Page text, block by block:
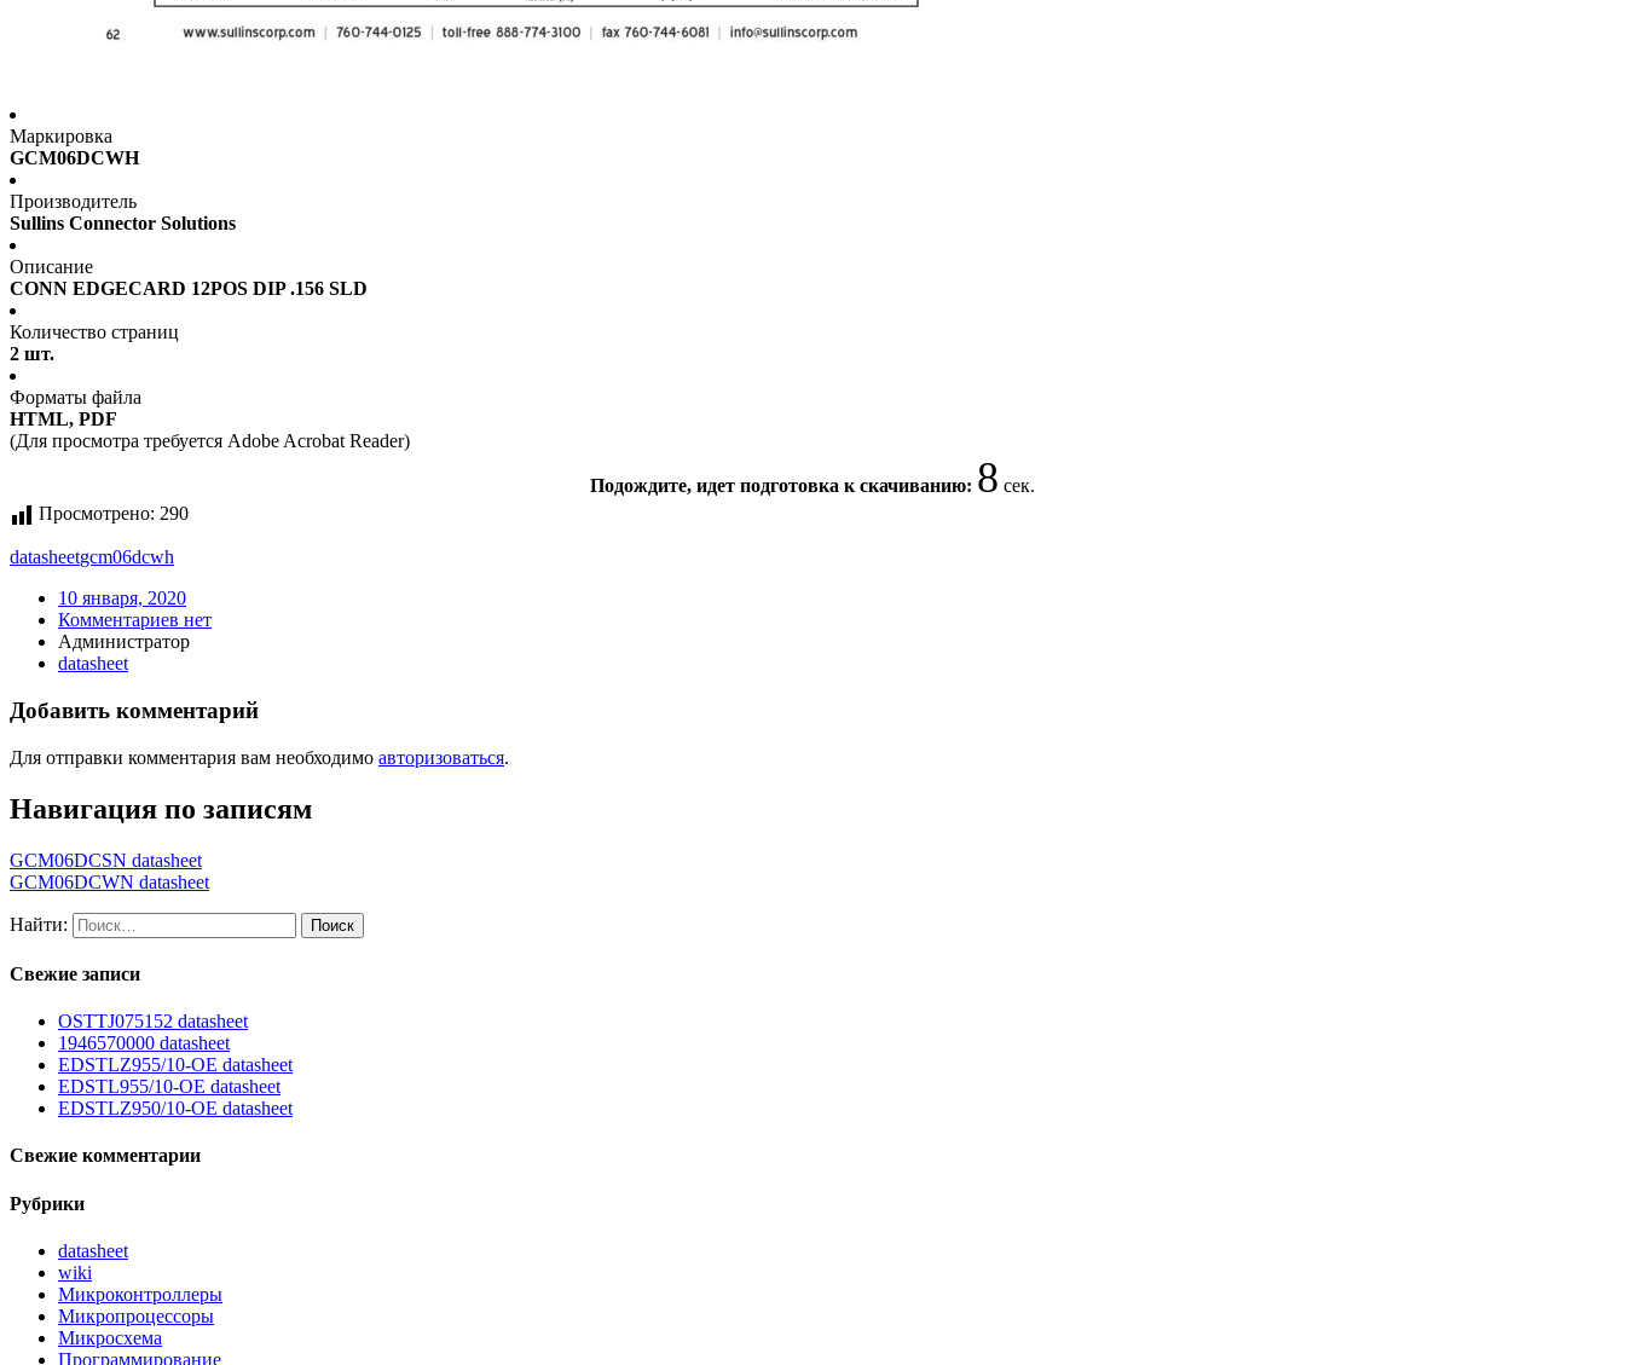
Маркировка
GCM06DCWH
Производитель
Sullins Connector Solutions
Описание
CONN EDGECARD 12POS DIP .156 SLD
Количество страниц
2 шт.
Форматы файла
HTML, PDF
(Для просмотра требуется Adobe Acrobat Reader)
Подождите, идет подготовка к скачиванию: 8 сек.
Просмотрено: 290
datasheetgcm06dcwh
10 января, 2020
Комментариев нет
Администратор
datasheet
Добавить комментарий
Для отправки комментария вам необходимо авторизоваться.
Навигация по записям
GCM06DCSN datasheet
GCM06DCWN datasheet
Найти:
Свежие записи
OSTTJ075152 datasheet
1946570000 datasheet
EDSTLZ955/10-OE datasheet
EDSTL955/10-OE datasheet
EDSTLZ950/10-OE datasheet
Свежие комментарии
Рубрики
datasheet
wiki
Микроконтроллеры
Микропроцессоры
Микросхема
Программирование